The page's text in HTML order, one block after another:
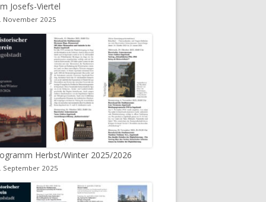
Josefs-Viertel
November 2025
Herbst/Winter 2025/2026
September 2025